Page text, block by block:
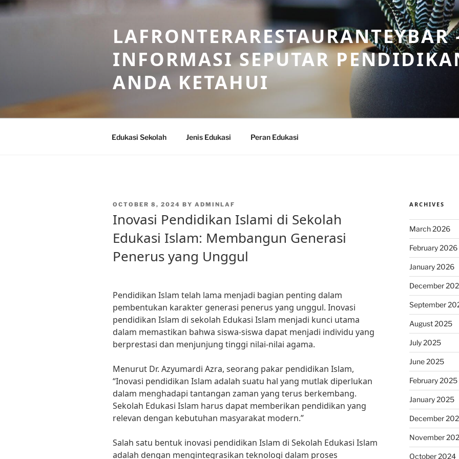
Skip
to
LAFRONTERARESTAURANTEYBAR
INFORMASI SEPUTAR
ANDA KETAHUI
Edukasi Sekolah Jenis Edukasi Peran Edukasi
POSTED
OCTOBER 8, 2024 BY ADMINLAF
Inovasi Pendidikan Islami di Sekolah
Edukasi Islam: Membangun Generasi
Penerus yang Unggul
Pendidikan Islam telah lama menjadi bagian penting dalam
pembentukan karakter generasi penerus yang unggul. Inovasi
pendidikan Islam di sekolah Edukasi Islam menjadi kunci utama
dalam memastikan bahwa siswa-siswa dapat menjadi individu yang
berprestasi dan menjunjung tinggi nilai-nilai agama.
Menurut Dr. Azyumardi Azra, seorang pakar pendidikan Islam,
“Inovasi pendidikan Islam adalah suatu hal yang mutlak diperlukan
dalam menghadapi tantangan zaman yang terus berkembang.
Sekolah Edukasi Islam harus dapat memberikan pendidikan yang
relevan dengan kebutuhan masyarakat modern.”
Salah satu bentuk inovasi pendidikan Islam di Sekolah Edukasi Islam
adalah dengan mengintegrasikan teknologi dalam proses
ARCHIVES
March 2026
February 2026
January 2026
December
September
August 2025
July 2025
June 2025
February 2025
January 2025
December
November
October 2024